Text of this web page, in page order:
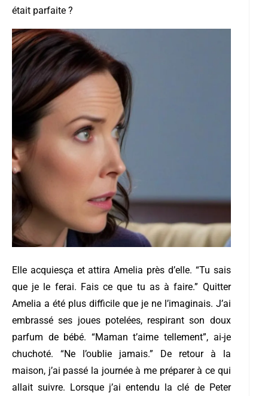
était parfaite ?
Elle acquiesça et attira Amelia près d’elle. “Tu sais
que je le ferai. Fais ce que tu as à faire.” Quitter
Amelia a été plus difficile que je ne l’imaginais. J’ai
embrassé ses joues potelées, respirant son doux
parfum de bébé. “Maman t’aime tellement”, ai-je
chuchoté. “Ne l’oublie jamais.”
De retour à la
maison, j’ai passé la journée à me préparer à ce qui
allait suivre. Lorsque j’ai entendu la clé de Peter